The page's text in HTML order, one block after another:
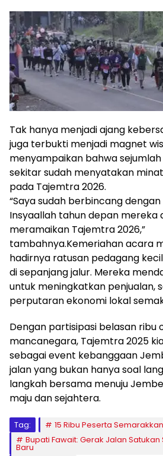
Tak hanya menjadi ajang
juga terbukti menjadi magnet
menyampaikan bahwa
sekitar sudah menyatakan
pada Tajemtra 2026.
“Saya sudah berbincang
Insyaallah tahun depan mereka
meramaikan Tajemtra 2026,”
tambahnya.Kemeriahan acara
hadirnya ratusan pedagang
di sepanjang jalur. Mereka
untuk meningkatkan penjualan,
perputaran ekonomi lokal
Dengan partisipasi belasan ribu
mancanegara, Tajemtra 2025
sebagai event kebanggaan
jalan yang bukan hanya soal
langkah bersama menuju
maju dan sejahtera.
Tag:
15 Ribu Peserta
Bupati Fawait: Gerak Jalan
Baru